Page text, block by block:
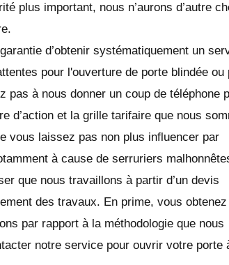
plus important, nous n’aurons d’autre
d’obtenir systématiquement un
pour l'ouverture de porte blindée ou
pas à nous donner un coup de téléphone
d’action et la grille tarifaire que nous
vous laissez pas non plus influencer par
à cause de serruriers
que nous travaillons à partir d’un devis
des travaux. En prime, vous obtenez
par rapport à la méthodologie que nous
notre service pour ouvrir votre porte